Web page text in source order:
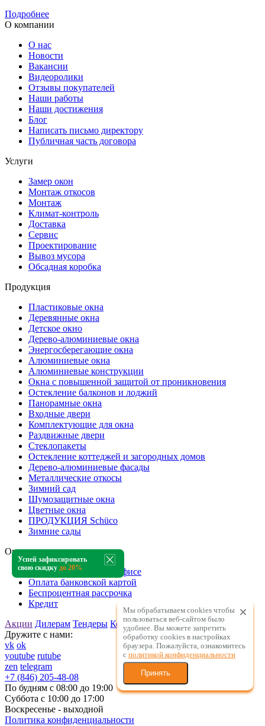
Подробнее
О компании
О нас
Новости
Вакансии
Видеоролики
Отзывы покупателей
Наши работы
Наши достижения
Блог
Написать письмо директору
Публичная часть договора
Услуги
Замер окон
Монтаж откосов
Монтаж
Климат-контроль
Доставка
Сервиc
Проектирование
Вывоз мусора
Обсадная коробка
Продукция
Пластиковые окна
Деревянные окна
Детское окно
Дерево-алюминиевые окна
Энергосберегающие окна
Алюминиевые окна
Алюминиевые конструкции
Окна с повышенной защитой от проникновения
Остекление балконов и лоджий
Панорамные окна
Входные двери
Комплектующие для окна
Раздвижные двери
Стеклопакеты
Остекление коттеджей и загородных домов
Дерево-алюминиевые фасады
Металлические откосы
Зимний сад
Шумозащитные окна
Цветные окна
ПРОДУКЦИЯ Schüco
Зимние сады
Оплата и цены
Оплата наличными в офисе
Оплата банковской картой
Беспроцентная рассрочка
Кредит
Акции Дилерам Тендеры Контакты
Дружите с нами:
vk ok
youtube rutube
zen telegram
+7 (846) 205-48-08
По будням с 08:00 до 19:00
Суббота с 10:00 до 17:00
Воскресенье - выходной
Политика конфиденциальности
Успей зафиксировать
свою скидку до 20%
Мы обрабатываем cookies чтобы
пользоваться веб-сайтом было
удобнее. Вы можете запретить
обработку сookies в настройках
браузера. Пожалуйста, ознакомитесь
с политикой конфиденциальности
Принять